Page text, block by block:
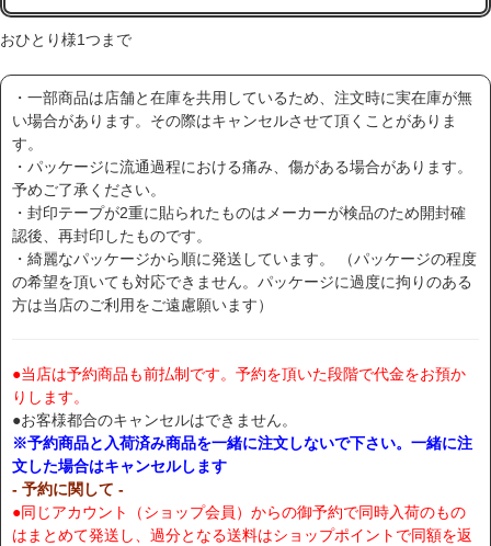
おひとり様1つまで
・一部商品は店舗と在庫を共用しているため、注文時に実在庫が無
い場合があります。その際はキャンセルさせて頂くことがありま
す。
・パッケージに流通過程における痛み、傷がある場合があります。
予めご了承ください。
・封印テープが2重に貼られたものはメーカーが検品のため開封確
認後、再封印したものです。
・綺麗なパッケージから順に発送しています。 （パッケージの程度
の希望を頂いても対応できません。パッケージに過度に拘りのある
方は当店のご利用をご遠慮願います）
●当店は予約商品も前払制です。予約を頂いた段階で代金をお預か
りします。
●お客様都合のキャンセルはできません。
※予約商品と入荷済み商品を一緒に注文しないで下さい。一緒に注
文した場合はキャンセルします
- 予約に関して -
●同じアカウント（ショップ会員）からの御予約で同時入荷のもの
はまとめて発送し、過分となる送料はショップポイントで同額を返